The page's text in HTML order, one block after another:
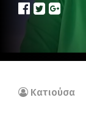
Κατιούσα